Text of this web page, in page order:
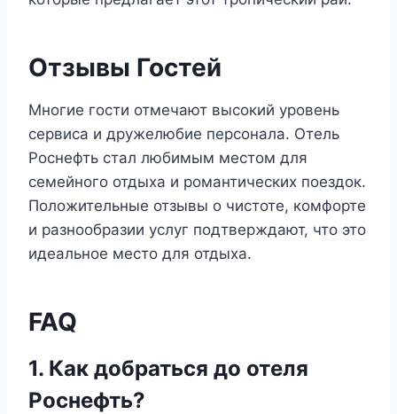
Отзывы Гостей
Многие гости отмечают высокий уровень
сервиса и дружелюбие персонала. Отель
Роснефть стал любимым местом для
семейного отдыха и романтических поездок.
Положительные отзывы о чистоте, комфорте
и разнообразии услуг подтверждают, что это
идеальное место для отдыха.
FAQ
1. Как добраться до отеля
Роснефть?